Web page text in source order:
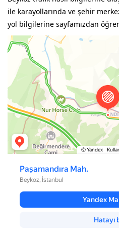
ile karayollarında ve şehir
yol bilgilerine sayfamızdan